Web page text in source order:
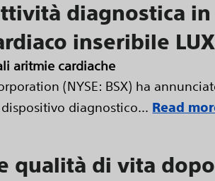
diagnostica
inseribile
aritmie cardiache
(NYSE: BSX) ha
diagnostico... Read
qualità di vita